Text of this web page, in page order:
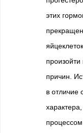
этих
причин.
в отличие